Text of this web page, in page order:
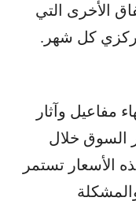
الأخرى التي
كل شهر.
مفاعيل وآثار
السوق خلال
الأسعار تستمر